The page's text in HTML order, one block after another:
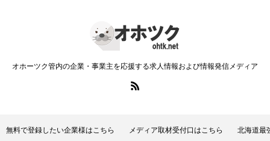
オホーツク管内の企業・事業主を応援する求人情報および情報発信メディア
無料で登録したい企業様はこちら メディア取材受付口はこちら 北海道最